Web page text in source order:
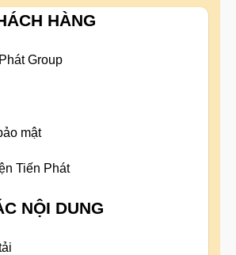
HÀNG
Group
mật
Tiến Phát
NỘI DUNG